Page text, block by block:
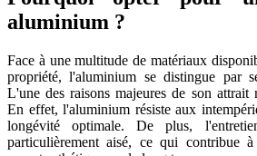
aluminium ?
Face à une multitude de matériaux
propriété, l'aluminium se distingue par
L'une des raisons majeures de son attrait
En effet, l'aluminium résiste aux
longévité optimale. De plus,
particulièrement aisé, ce qui contribue